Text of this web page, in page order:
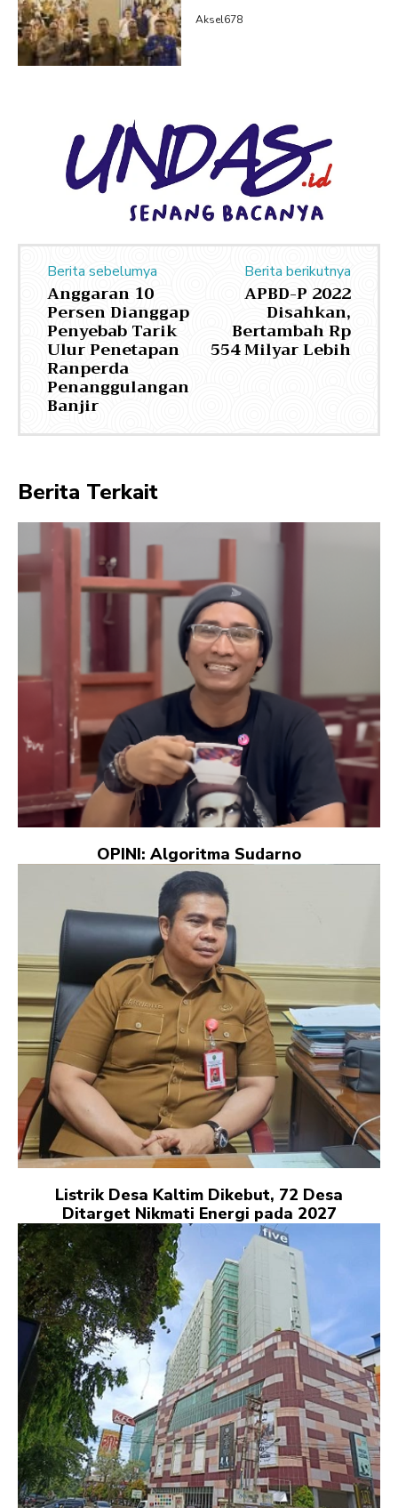
Aksel678
Berita sebelumya
Anggaran 10
Persen Dianggap
Penyebab Tarik
Ulur Penetapan
Ranperda
Penanggulangan
Banjir
Berita berikutnya
APBD-P 2022
Disahkan,
Bertambah Rp
554 Milyar Lebih
Berita Terkait
OPINI: Algoritma Sudarno
Listrik Desa Kaltim Dikebut, 72 Desa
Ditarget Nikmati Energi pada 2027